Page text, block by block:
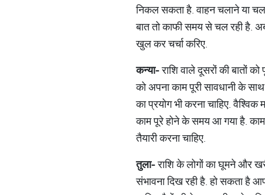
निकल सकता है. वाहन चलाने या
बात तो काफी समय से चल रही है.
खुल कर चर्चा करिए.
कन्या-राशि वाले दूसरों की बातों
को अपना काम पूरी सावधानी के
का प्रयोग भी करना चाहिए.
काम पूरे होने के समय आ गया है. काम
तैयारी करना चाहिए.
तुला-राशि के लोगों का घूमने और
संभावना दिख रही है. हो सकता है